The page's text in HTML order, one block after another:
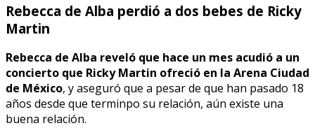
Rebecca de Alba perdió a dos bebes de Ricky
Martin
Rebecca de Alba reveló que hace un mes acudió a un
concierto que Ricky Martin ofreció en la Arena Ciudad
de México, y aseguró que a pesar de que han pasado 18
años desde que terminpo su relación, aún existe una
buena relación.